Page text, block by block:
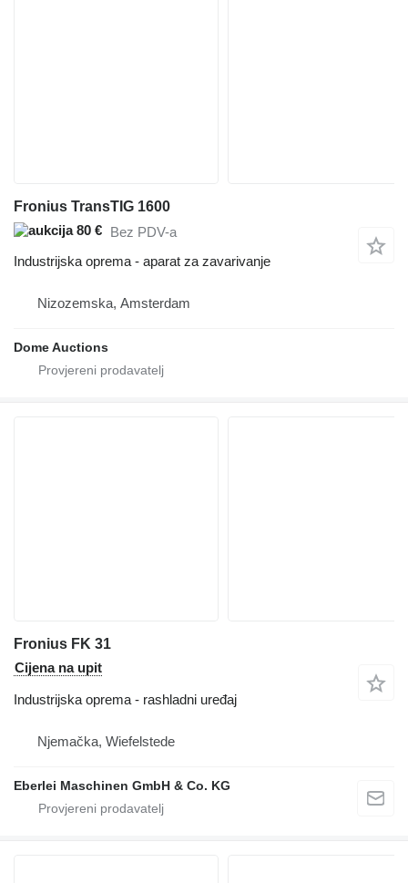
Fronius TransTIG 1600
80 € Bez PDV-a
Industrijska oprema - aparat za zavarivanje
Nizozemska, Amsterdam
Dome Auctions
Fronius FK 31
Cijena na upit
Industrijska oprema - rashladni uređaj
Njemačka, Wiefelstede
Eberlei Maschinen GmbH & Co. KG